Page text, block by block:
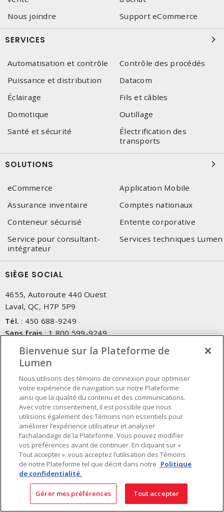
Nous joindre
Support eCommerce
SERVICES
Automatisation et contrôle
Contrôle des procédés
Puissance et distribution
Datacom
Éclairage
Fils et câbles
Domotique
Outillage
Santé et sécurité
Électrification des
transports
SOLUTIONS
eCommerce
Application Mobile
Assurance inventaire
Comptes nationaux
Conteneur sécurisé
Entente corporative
Service pour consultant-
intégrateur
Services techniques Lumen
SIÈGE SOCIAL
4655, Autoroute 440 Ouest
Laval, QC, H7P 5P9
Tél. : 450 688-9249
Sans frais:1 800 599-9249
Téléc.:
Service d'urgence:1 800 363-0303
(Après les heures de
bureau - 17h00 et 7h00, Frais applicables)
Fait au Canada avec des composants canadiens et importés
INSCRIVEZ-VOUS À L'INFOLETTRE
Obtenez des informations à jour sur les offres de Lumen
Bienvenue sur la Plateforme de
Lumen
Nous utilisons des témoins de connexion pour optimiser
votre expérience de navigation sur notre Plateforme
ainsi que la qualité du contenu et des communications.
Avec votre consentement, il est possible que nous
utilisions également des Témoins non essentiels pour
améliorer l’expérience utilisateur et analyser
l’achalandage de la Plateforme. Vous pouvez modifier
vos préférences avant de continuer. En cliquant sur «
Tout accepter », vous acceptez l’utilisation des Témoins
de notre Plateforme tel que décrit dans notre Politique
de confidentialité.
Gérer mes préférences Tout accepter